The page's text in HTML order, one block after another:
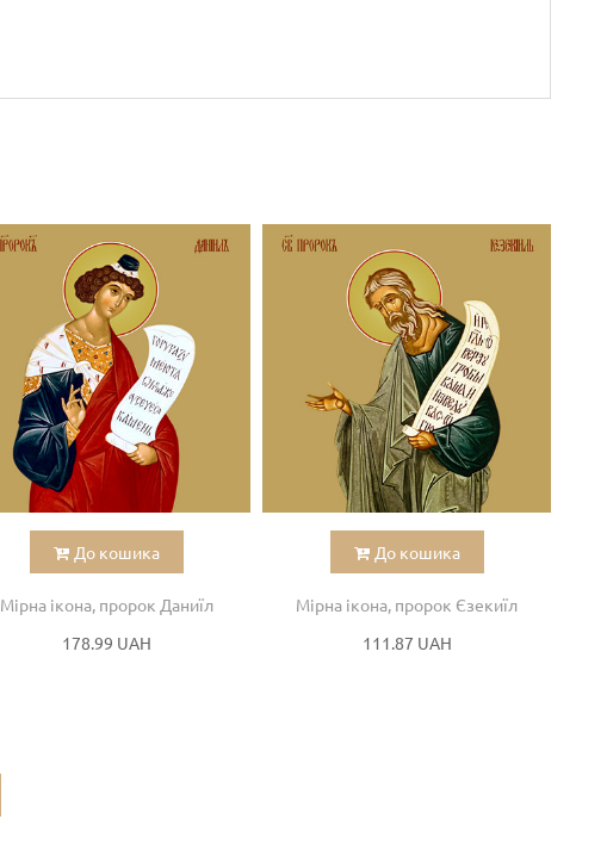
До кошика
Мірна ікона, пророк Даниїл
178.99 UAH
До кошика
Мірна ікона, пророк Єзекиїл
111.87 UAH